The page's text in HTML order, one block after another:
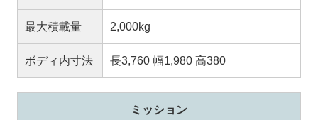
最大積載量 2,000kg
ボディ内寸法 長3,760 幅1,980 高380
ミッション